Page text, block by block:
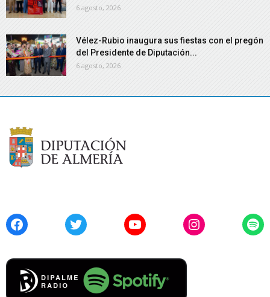
6 agosto, 2026
Vélez-Rubio inaugura sus fiestas con el pregón
del Presidente de Diputación...
6 agosto, 2026
FacebookTwitter YouTubeInstagram